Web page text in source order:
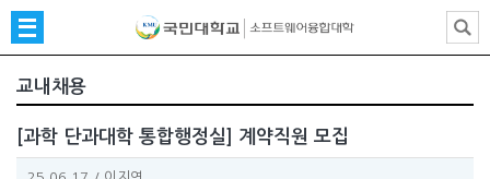
교내채용
[과학 단과대학 통합행정실] 계약직원 모집